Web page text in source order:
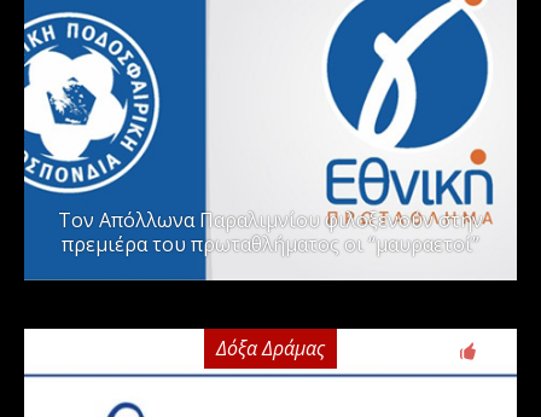
Τον Απόλλωνα Παραλιμνίου φιλοξενούν στην
πρεμιέρα του πρωταθλήματος οι “μαυραετοί”
Δόξα Δράμας